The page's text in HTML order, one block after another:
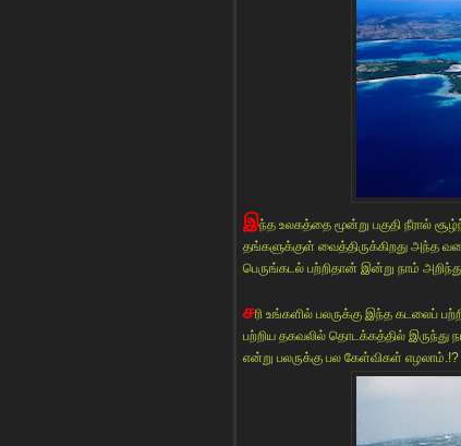
இந்த உலகத்தை மூன்று பகுதி நீரால்
தங்களுக்குள் வைத்திருக்கிறது அந்த
பெருங்கடல் பற்றிதான் இன்று நாம்
சரி உங்களில் பலருக்கு இந்த கடலைப்
பற்றிய தகவலில் தொடக்கத்தில் இருந்து
என்று பலருக்கு பல கேள்விகள் எழலாம்.!?